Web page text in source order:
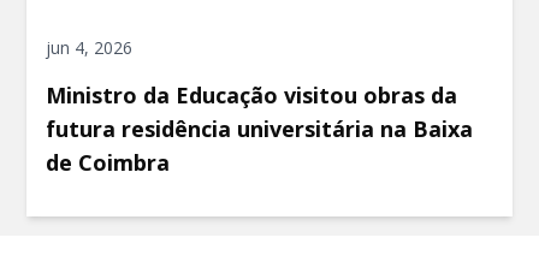
jun 4, 2026
Ministro da Educação visitou obras da
futura residência universitária na Baixa
de Coimbra